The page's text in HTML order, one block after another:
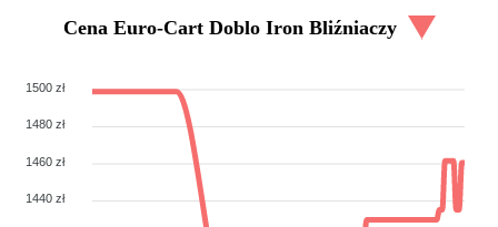
Cena Euro-Cart Doblo Iron Bliźniaczy
1500 zł
1480 zł
1460 zł
1440 zł